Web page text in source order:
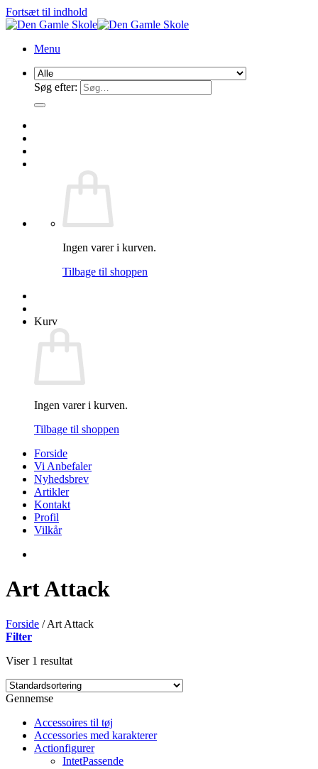
Fortsæt til indhold
Menu
Søg efter:
Ingen varer i kurven.
Tilbage til shoppen
Kurv
Ingen varer i kurven.
Tilbage til shoppen
Forside
Vi Anbefaler
Nyhedsbrev
Artikler
Kontakt
Profil
Vilkår
Art Attack
Forside /Art Attack
Filter
Viser 1 resultat
Gennemse
Accessoires til tøj
Accessories med karakterer
Actionfigurer
IntetPassende